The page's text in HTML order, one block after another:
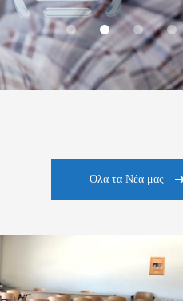
Όλα τα Νέα μας